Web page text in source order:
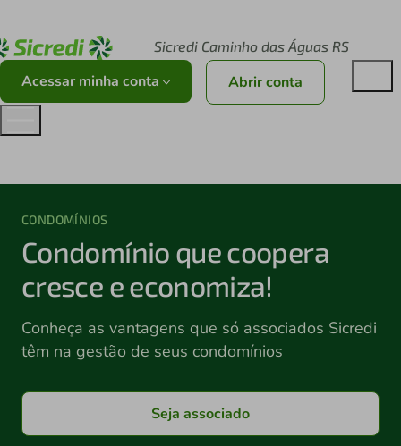
Sicredi Caminho das Águas RS
Acessar minha conta Abrir conta
CONDOMÍNIOS
Condomínio que coopera
cresce e economiza!
Conheça as vantagens que só associados Sicredi
têm na gestão de seus condomínios
Seja associado